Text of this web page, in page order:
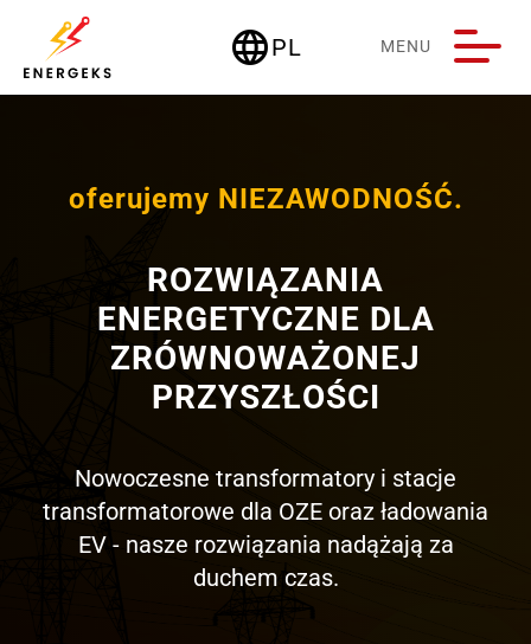
languagePL
Deutschland MENU
ROZWIĄZANIA
ENERGETYCZNE DLA
ZRÓWNOWAŻONEJ
PRZYSZŁOŚCI
oferujemy NIEZAWODNOŚĆ.
Nowoczesne transformatory i stacje
transformatorowe dla OZE oraz ładowania
EV - nasze rozwiązania nadążają za
duchem czas.